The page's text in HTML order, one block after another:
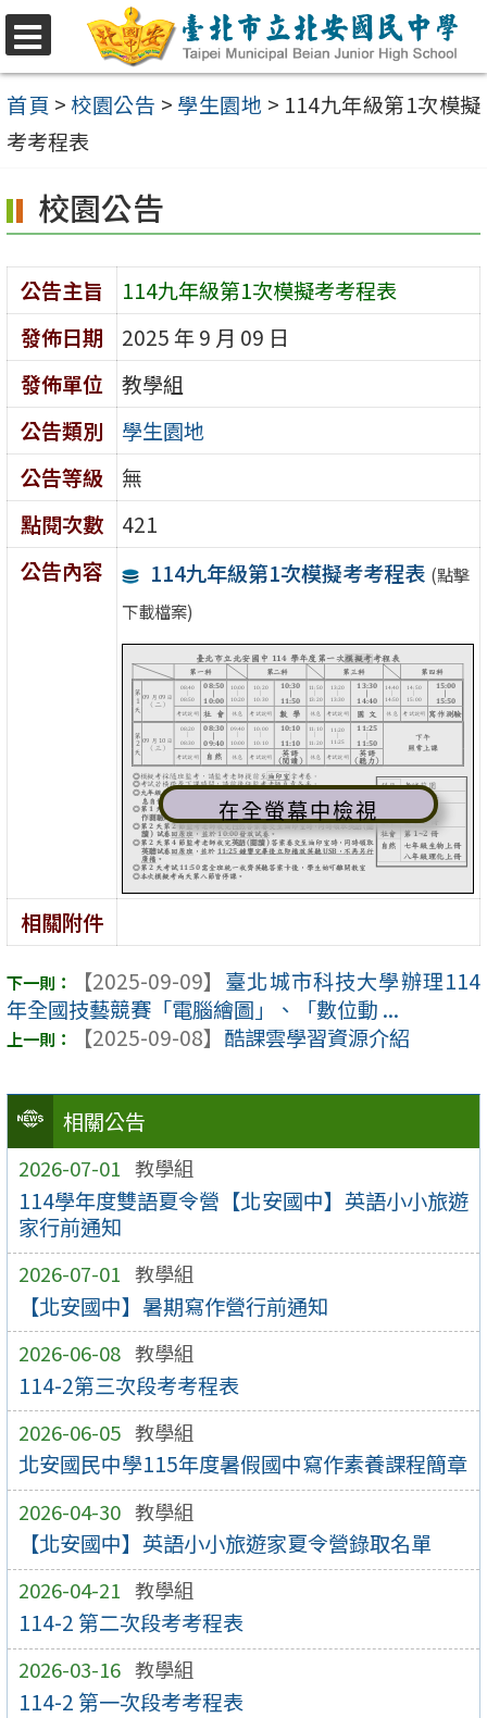
選
單
跳
至
主
要
容
區
首頁 >校園公告 > 學生園地 > 114九年級第1次模擬
考考程表
相關公告
2026-07-01 教學組
114學年度雙語夏令營【北安國中】英語小小旅遊
家行前通知
2026-07-01 教學組
【北安國中】暑期寫作營行前通知
2026-06-08 教學組
114-2第三次段考考程表
2026-06-05 教學組
北安國民中學115年度暑假國中寫作素養課程簡章
2026-04-30 教學組
【北安國中】英語小小旅遊家夏令營錄取名單
2026-04-21 教學組
114-2 第二次段考考程表
2026-03-16 教學組
114-2 第一次段考考程表
校園公告
公告主旨
114九年級第1次模擬考考程表
發佈日期
2025 年 9 月 09 日
發佈單位
教學組
公告類別
學生園地
公告等級
無
點閱次數
421
公告內容
114九年級第1次模擬考考程表 (點擊
下載檔案)
在全螢幕中檢視
相關附件
【2025-09-09】 臺北城市科技大學辦理114
年全國技藝競賽「電腦繪圖」、「數位動 ...
【2025-09-08】 酷課雲學習資源介紹